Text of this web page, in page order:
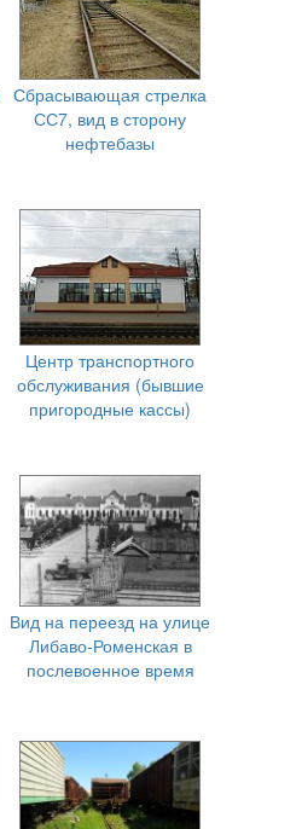
Сбрасывающая стрелка
СС7, вид в сторону
нефтебазы
Центр транспортного
обслуживания (бывшие
пригородные кассы)
Вид на переезд на улице
Либаво-Роменская в
послевоенное время